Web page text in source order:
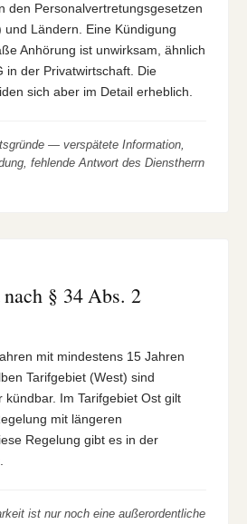
den Personalvertretungsgesetzen
und Ländern. Eine Kündigung
Anhörung ist unwirksam, ähnlich
in der Privatwirtschaft. Die
sich aber im Detail erheblich.
— verspätete Information,
fehlende Antwort des Dienstherrn
§ 34 Abs. 2
mit mindestens 15 Jahren
Tarifgebiet (West) sind
kündbar. Im Tarifgebiet Ost gilt
mit längeren
Regelung gibt es in der
ist nur noch eine außerordentliche